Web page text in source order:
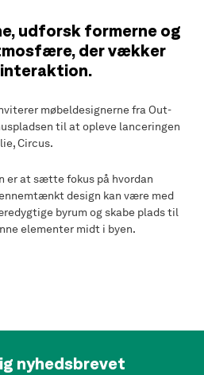
udforsk formerne og
der vækker
møbeldesignerne fra Out-
til at opleve lanceringen
Circus.
er at sætte fokus på hvordan
design kan være med
byrum og skabe plads til
elementer midt i byen.
nyhedsbrevet